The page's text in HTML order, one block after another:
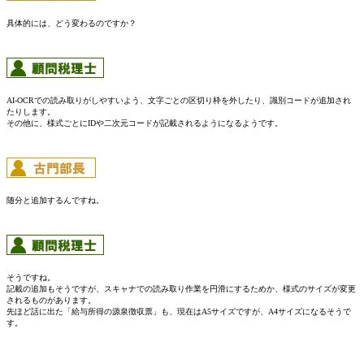
具体的には、どう変わるのですか？
AI-OCRでの読み取りがしやすいよう、文字ごとの区切り枠を外したり、識別コードが追加され
たりします。
その他に、様式ごとにIDや二次元コードが記載されるようになるようです。
随分と追加するんですね。
そうですね。
記載の追加もそうですが、スキャナでの読み取り作業を円滑にするためか、様式のサイズが変更
されるものがあります。
先ほど話に出た「給与所得の源泉徴収票」も、現在はA5サイズですが、A4サイズになるそうで
す。